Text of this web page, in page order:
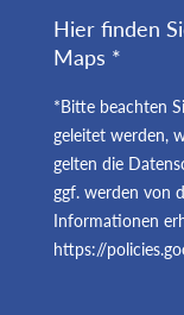
Hier finden
Maps *
*Bitte beachten
geleitet werden,
gelten die
ggf. werden von
Informationen
https://